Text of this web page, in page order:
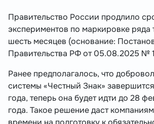
Правительство России продлило
экспериментов по маркировке ряда
шесть месяцев (основание:
Правительства РФ от 05.08.2025 №
Ранее предполагалось, что
системы «Честный Знак»
года, теперь она будет идти до 28
года. Такое решение даст